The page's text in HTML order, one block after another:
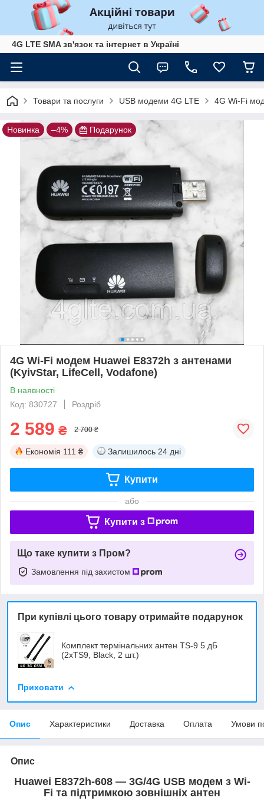
4G LTE SMA зв'язок та інтернет в Україні
Товари та послуги USB модеми 4G LTE 4G Wi-Fi
Новинка –4% Подарунок
4G Wi-Fi модем Huawei E8372h з антенами
(KyivStar, LifeCell, Vodafone)
В наявності
Код: 830727
Роздріб
2 589 ₴ 2 700 ₴
Економія 111 ₴ Залишилось 24 дні
Купити
або
Купити з
Що таке купити з Пром?
Замовлення під захистом
При купівлі цього товару отримайте подарунок
Комплект термінальних антен TS-9 5 дБ
(2xTS9, Black, 2 шт.)
Приховати
Опис Характеристики Доставка Оплата Умови
Опис
Huawei E8372h-608 — 3G/4G USB модем з Wi-
Fi та підтримкою зовнішніх антен